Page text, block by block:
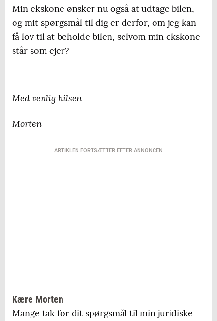
Min ekskone ønsker nu også at udtage bilen,
og mit spørgsmål til dig er derfor, om jeg kan
få lov til at beholde bilen, selvom min ekskone
står som ejer?
Med venlig hilsen
Morten
ARTIKLEN FORTSÆTTER EFTER ANNONCEN
Kære Morten
Mange tak for dit spørgsmål til min juridiske